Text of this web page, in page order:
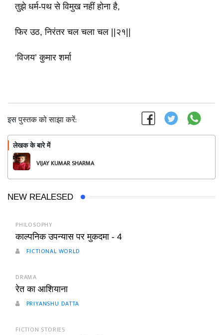
तुझे धर्म-पथ से विमुख नहीं होना है,
फिर उठ, निरंतर चल चला चल ||२१||
‘विजय’ कुमार शर्मा
इस पुस्तक को साझा करें:
लेखक के बारे में
VIJAY KUMAR SHARMA
NEW REALESED
PHILOSOPHY
काल्पनिक उपन्यास पर मुकदमा - 4
FICTIONAL WORLD
DRAMA
रेत का आशियाना
PRIYANSHU DATTA
FICTION STORIES